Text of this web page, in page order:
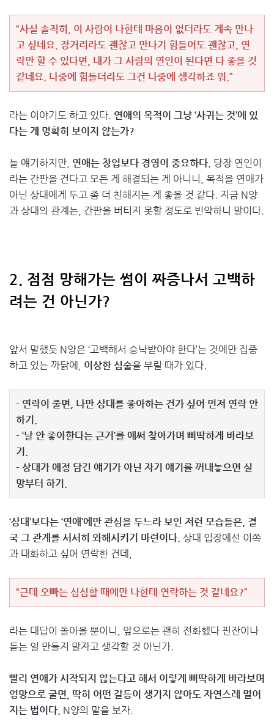
“사실 솔직히, 이 사람이 나한테 마음이 없더라도 계속 만나
고 싶네요. 장거리라도 괜찮고 만나기 힘들어도 괜찮고, 연
락만 할 수 있다면, 내가 그 사람의 연인이 된다면 다 좋을 것
같네요. 나중에 힘들더라도 그건 나중에 생각하죠 뭐.”
라는 이야기도 하고 있다. 연애의 목적이 그냥 ‘사귀는 것’에 있
다는 게 명확히 보이지 않는가?
늘 얘기하지만, 연애는 창업보다 경영이 중요하다. 당장 연인이
라는 간판을 건다고 모든 게 해결되는 게 아니니, 목적을 연애가
아닌 상대에게 두고 좀 더 친해지는 게 좋을 것 같다. 지금 N양
과 상대의 관계는, 간판을 버티지 못할 정도로 빈약하니 말이다.
2. 점점 망해가는 썸이 짜증나서 고백하
려는 건 아닌가?
앞서 말했듯 N양은 ‘고백해서 승낙받아야 한다’는 것에만 집중
하고 있는 까닭에, 이상한 심술을 부릴 때가 있다.
- 연락이 줄면, 나만 상대를 좋아하는 건가 싶어 먼저 연락 안
하기.
- ‘날 안 좋아한다는 근거’를 애써 찾아가며 삐딱하게 바라보
기.
- 상대가 애정 담긴 얘기가 아닌 자기 얘기를 꺼내놓으면 실
망부터 하기.
‘상대’보다는 ‘연애’에만 관심을 두느라 보인 저런 모습들은, 결
국 그 관계를 서서히 와해시키기 마련이다. 상대 입장에선 이쪽
과 대화하고 싶어 연락한 건데,
“근데 오빠는 심심할 때에만 나한테 연락하는 것 같네요?”
라는 대답이 돌아올 뿐이니, 앞으로는 괜히 전화했다 핀잔이나
듣는 일 만들지 말자고 생각할 것 아닌가.
빨리 연애가 시작되지 않는다고 해서 이렇게 삐딱하게 바라보며
엉망으로 굴면, 딱히 어떤 갈등이 생기지 않아도 자연스레 멀어
지는 법이다. N양의 말을 보자.